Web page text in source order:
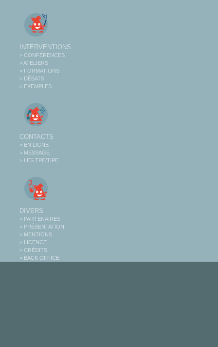
INTERVENTIONS
> CONFÉRENCES
> ATELIERS
> FORMATIONS
> DÉBATS
> EXEMPLES
CONTACTS
> EN LIGNE
> MESSAGE
> LES TPE/TIPE
DIVERS
> PARTENAIRES
> PRÉSENTATION
> MENTIONS
> LICENCE
> CRÉDITS
> BACK OFFICE